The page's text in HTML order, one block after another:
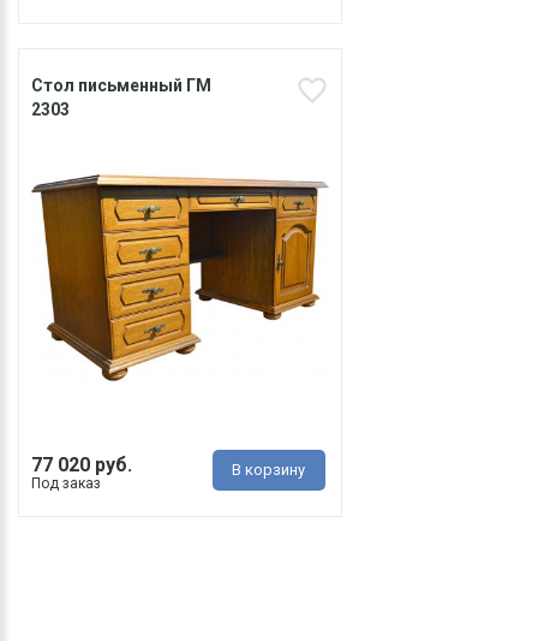
Стол письменный ГМ
2303
77 020 руб.
Под заказ
В корзину